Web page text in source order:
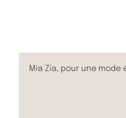
Mia Zia, pour une mode